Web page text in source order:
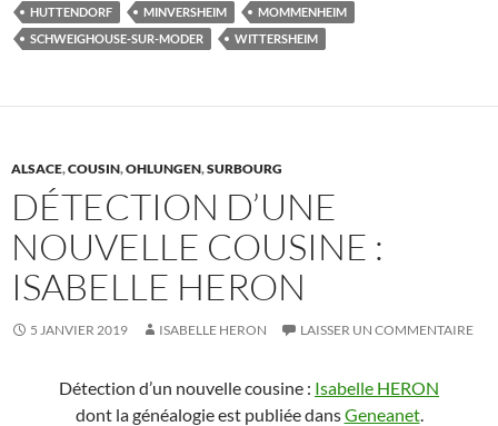
HUTTENDORF
MINVERSHEIM
MOMMENHEIM
SCHWEIGHOUSE-SUR-MODER
WITTERSHEIM
ALSACE,COUSIN,OHLUNGEN,SURBOURG
DÉTECTION D’UNE
NOUVELLE COUSINE :
ISABELLE HERON
5 JANVIER 2019 ISABELLE HERON LAISSER UN COMMENTAIRE
Détection d’un nouvelle cousine : Isabelle HERON
dont la généalogie est publiée dansGeneanet.